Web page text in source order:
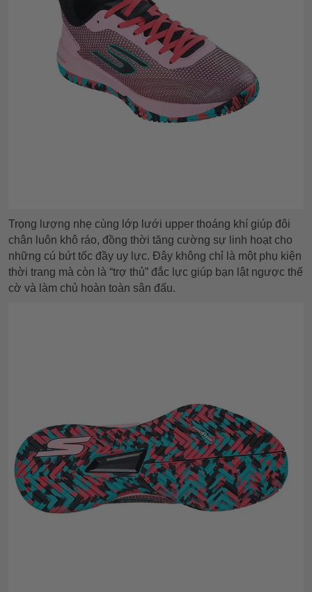
Trọng lượng nhẹ cùng lớp lưới upper thoáng khí giúp đôi
chân luôn khô ráo, đồng thời tăng cường sự linh hoạt cho
những cú bứt tốc đầy uy lực. Đây không chỉ là một phụ kiện
thời trang mà còn là “trợ thủ” đắc lực giúp bạn lật ngược thế
cờ và làm chủ hoàn toàn sân đấu.